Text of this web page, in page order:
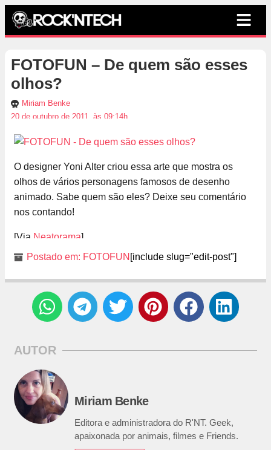
FOTOFUN – De quem são esses
olhos?
Miriam Benke
20 de outubro de 2011, às 09:14h
O designer Yoni Alter criou essa arte que mostra os
olhos de vários personagens famosos de desenho
animado. Sabe quem são eles? Deixe seu comentário
nos contando!
[Via Neatorama]
Postado em: FOTOFUN [include slug="edit-post"]
AUTOR
Miriam Benke
Editora e administradora do R'NT. Geek,
apaixonada por animais, filmes e Friends.